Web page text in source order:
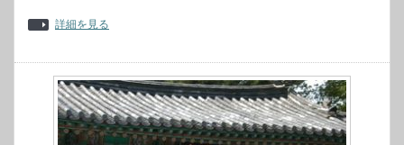
詳細を見る